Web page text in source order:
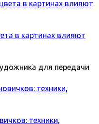
в картинах влияют
для передачи
техники,